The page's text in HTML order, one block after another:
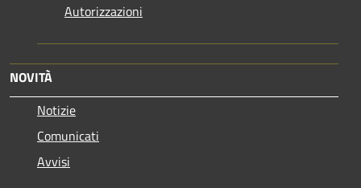
Autorizzazioni
NOVITÀ
Notizie
Comunicati
Avvisi